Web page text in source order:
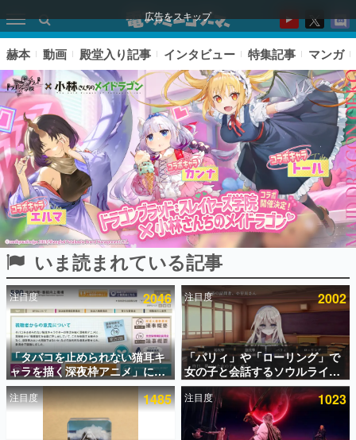
広告をスキップ
ピックアップ
電ファミのいま読まれている記事ランキング
アプリセール情報
インタビュー
連載・特集一覧
赫本 動画 殿堂入り記事 インタビュー 特集記事 マンガ
いま読まれている記事
注目度 2046
「タバコを止められない猫耳キ
ャラを描く深夜枠アニメ」に視
聴者の一部から批判意見。違法
薬物の使用と思しき描写も含め
て、BPOが議論を交わす
注目度 2002
「パリィ」や「ローリング」で
女の子と会話するソウルライク
恋愛ゲーム『小早川さんはソウ
ルライク』無料公開。返事に失
敗すると「YOU DIED」
注目度 1485 注目度 1023